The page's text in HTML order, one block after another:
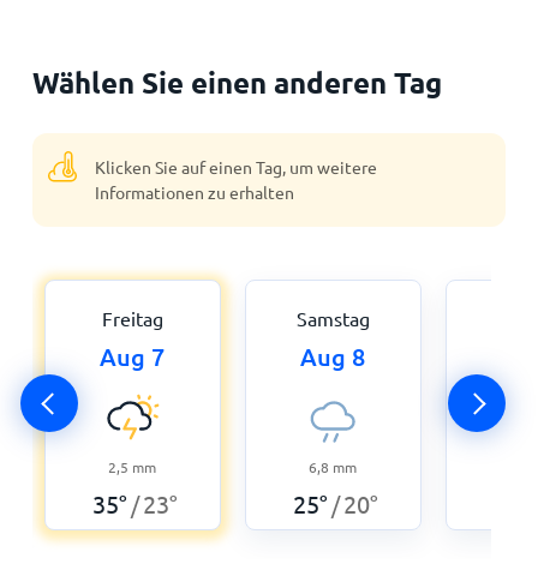
Wählen Sie einen anderen Tag
Klicken Sie auf einen Tag, um weitere
Informationen zu erhalten
Freitag
Aug 7
2,5 mm
35° /23°
Samstag
Aug 8
6,8 mm
25° /20°